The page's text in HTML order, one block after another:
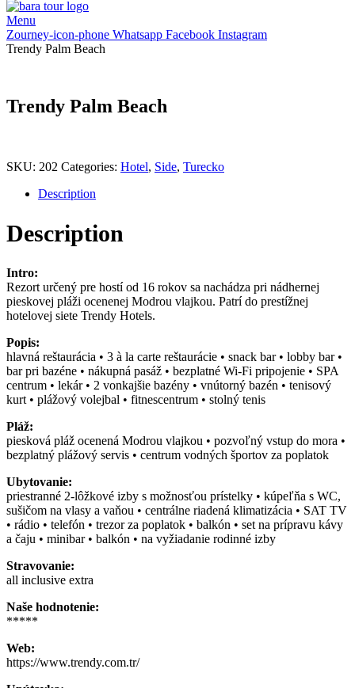
Menu
Zourney-icon-phone Whatsapp Facebook Instagram
Trendy Palm Beach
Trendy Palm Beach
SKU: 202 Categories: Hotel, Side, Turecko
Description
Description
Intro:
Rezort určený pre hostí od 16 rokov sa nachádza pri nádhernej
pieskovej pláži ocenenej Modrou vlajkou. Patrí do prestížnej
hotelovej siete Trendy Hotels.
Popis:
hlavná reštaurácia • 3 à la carte reštaurácie • snack bar • lobby bar •
bar pri bazéne • nákupná pasáž • bezplatné Wi-Fi pripojenie • SPA
centrum • lekár • 2 vonkajšie bazény • vnútorný bazén • tenisový
kurt • plážový volejbal • fitnescentrum • stolný tenis
Pláž:
piesková pláž ocenená Modrou vlajkou • pozvoľný vstup do mora •
bezplatný plážový servis • centrum vodných športov za poplatok
Ubytovanie:
priestranné 2-lôžkové izby s možnosťou prístelky • kúpeľňa s WC,
sušičom na vlasy a vaňou • centrálne riadená klimatizácia • SAT TV
• rádio • telefón • trezor za poplatok • balkón • set na prípravu kávy
a čaju • minibar • balkón • na vyžiadanie rodinné izby
Stravovanie:
all inclusive extra
Naše hodnotenie:
*****
Web:
https://www.trendy.com.tr/